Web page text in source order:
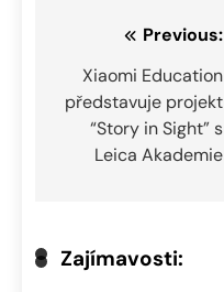
Navigace
pro
příspěvek
Previous:
Xiaomi Education
představuje projekt
“Story in Sight” s
Leica Akademie
Zajímavosti: